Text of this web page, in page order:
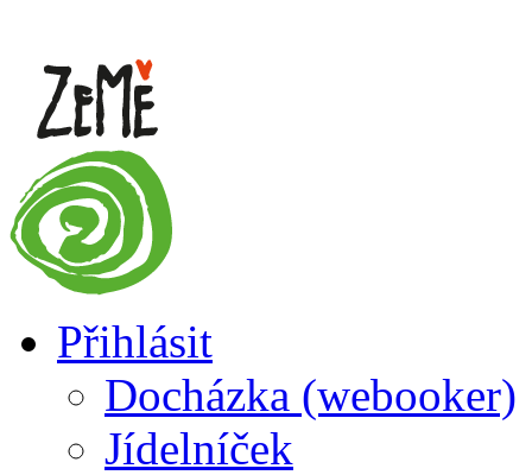
Přihlásit
Docházka (webooker)
Jídelníček